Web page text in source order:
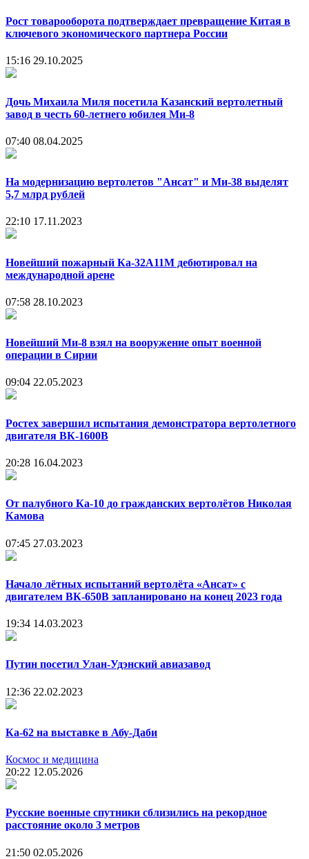
Рост товарооборота подтверждает превращение Китая в
ключевого экономического партнера России
15:16 29.10.2025
Дочь Михаила Миля посетила Казанский вертолетный
завод в честь 60-летнего юбилея Ми-8
07:40 08.04.2025
На модернизацию вертолетов "Ансат" и Ми-38 выделят
5,7 млрд рублей
22:10 17.11.2023
Новейший пожарный Ка-32А11М дебютировал на
международной арене
07:58 28.10.2023
Новейший Ми-8 взял на вооружение опыт военной
операции в Сирии
09:04 22.05.2023
Ростех завершил испытания демонстратора вертолетного
двигателя ВК-1600В
20:28 16.04.2023
От палубного Ка-10 до гражданских вертолётов Николая
Камова
07:45 27.03.2023
Начало лётных испытаний вертолёта «Ансат» с
двигателем ВК-650В запланировано на конец 2023 года
19:34 14.03.2023
Путин посетил Улан-Удэнский авиазавод
12:36 22.02.2023
Ка-62 на выставке в Абу-Даби
Космос и медицина
20:22 12.05.2026
Русские военные спутники сблизились на рекордное
расстояние около 3 метров
21:50 02.05.2026